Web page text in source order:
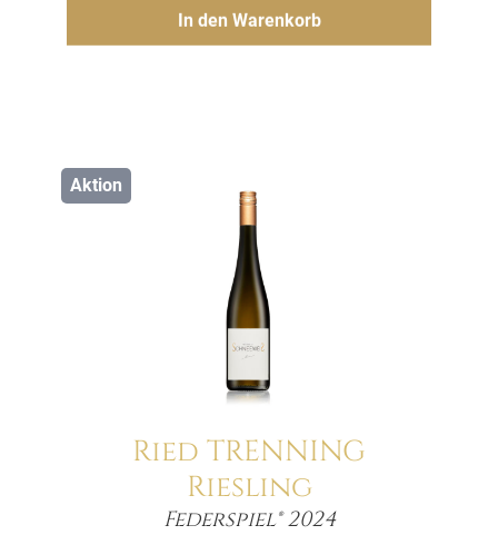
In den Warenkorb
Hinzufügen
Aktion
Ried TRENNING
Riesling
Federspiel® 2024
Menge